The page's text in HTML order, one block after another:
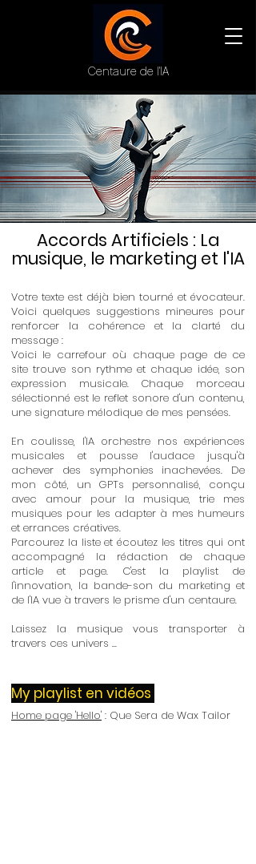
Centaure de l'IA
Accords Artificiels : La
musique, le marketing et l'IA
Votre texte est déjà bien tourné et évocateur.
Voici quelques suggestions mineures pour
renforcer la cohérence et la clarté du
message :
Voici le carrefour où chaque page de ce
site trouve son rythme et chaque idée, son
expression musicale. Chaque morceau
sélectionné est le reflet sonore d'un contenu,
une signature mélodique de mes pensées.
En coulisse, l'IA orchestre nos expériences
musicales et pousse l'audace jusqu'à
achever des symphonies inachevées. De
mon côté, un GPTs personnalisé, conçu
avec amour pour la musique, trie mes
musiques pour les adapter à mes humeurs
et errances créatives.
Parcourez la liste et écoutez les titres qui ont
accompagné la rédaction de chaque
article et page. C'est la playlist de
l'innovation, la bande-son du marketing et
de l'IA vue à travers le prisme d'un centaure.
Laissez la musique vous transporter à
travers ces univers ...
My playlist en vidéos
Home page 'Hello' : Que Sera de Wax Tailor